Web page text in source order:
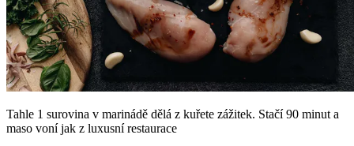
Tahle 1 surovina v marinádě dělá z kuřete zážitek. Stačí 90 minut a
maso voní jak z luxusní restaurace